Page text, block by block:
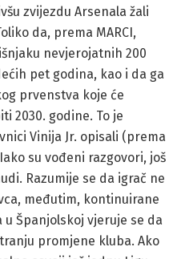
zvijezdu Arsenala žali
da, prema MARCI,
nevjerojatnih 200
pet godina, kao i da ga
prvenstva koje će
2030. godine. To je
Vinija Jr. opisali (prema
su vođeni razgovori, još
Razumije se da igrač ne
međutim, kontinuirane
Španjolskoj vjeruje se da
promjene kluba. Ako